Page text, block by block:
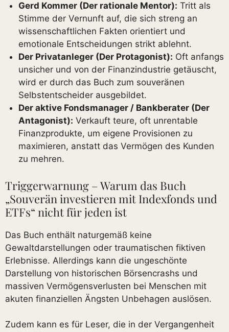
Gerd Kommer (Der rationale Mentor): Tritt als
Stimme der Vernunft auf, die sich streng an
wissenschaftlichen Fakten orientiert und
emotionale Entscheidungen strikt ablehnt.
Der Privatanleger (Der Protagonist): Oft anfangs
unsicher und von der Finanzindustrie getäuscht,
wird er durch das Buch zum souveränen
Selbstentscheider ausgebildet.
Der aktive Fondsmanager / Bankberater (Der
Antagonist): Verkauft teure, oft unrentable
Finanzprodukte, um eigene Provisionen zu
maximieren, anstatt das Vermögen des Kunden
zu mehren.
Triggerwarnung – Warum das Buch
„Souverän investieren mit Indexfonds und
ETFs“ nicht für jeden ist
Das Buch enthält naturgemäß keine
Gewaltdarstellungen oder traumatischen fiktiven
Erlebnisse. Allerdings kann die ungeschönte
Darstellung von historischen Börsencrashs und
massiven Vermögensverlusten bei Menschen mit
akuten finanziellen Ängsten Unbehagen auslösen.
Zudem kann es für Leser, die in der Vergangenheit